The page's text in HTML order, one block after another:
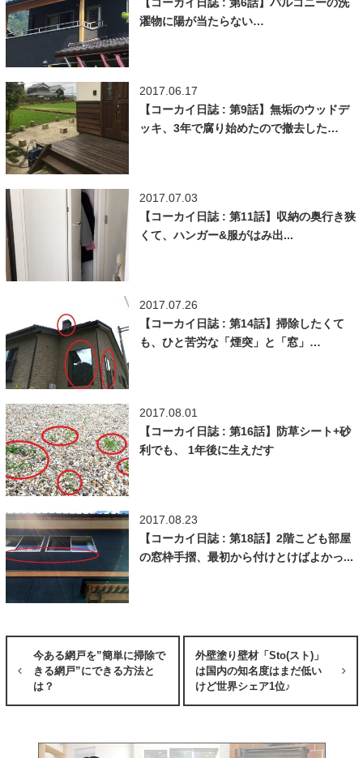
濯物に陽が当たらない…
2017.06.17
【コーカイ日誌 : 第9話】無垢のウッドデ
ッキ、3年で腐り始めたので撤去した…
2017.07.03
【コーカイ日誌 : 第11話】収納の奥行き狭
くて、ハンガー&服がはみ出...
2017.07.26
【コーカイ日誌 : 第14話】掃除したくて
も、ひと苦労な「煙突」と「窓」…
2017.08.01
【コーカイ日誌 : 第16話】防草シート+砂
利でも、 1年後に生えだす
2017.08.23
【コーカイ日誌 : 第18話】2階こども部屋
の窓枠手摺、最初から付けとけばよかっ...
今ある網戸を”簡単に掃除で
きる網戸”にできる方法と
は？
外壁塗り壁材「Sto(スト)」
は国内の知名度はまだ低い
けど世界シェア1位♪